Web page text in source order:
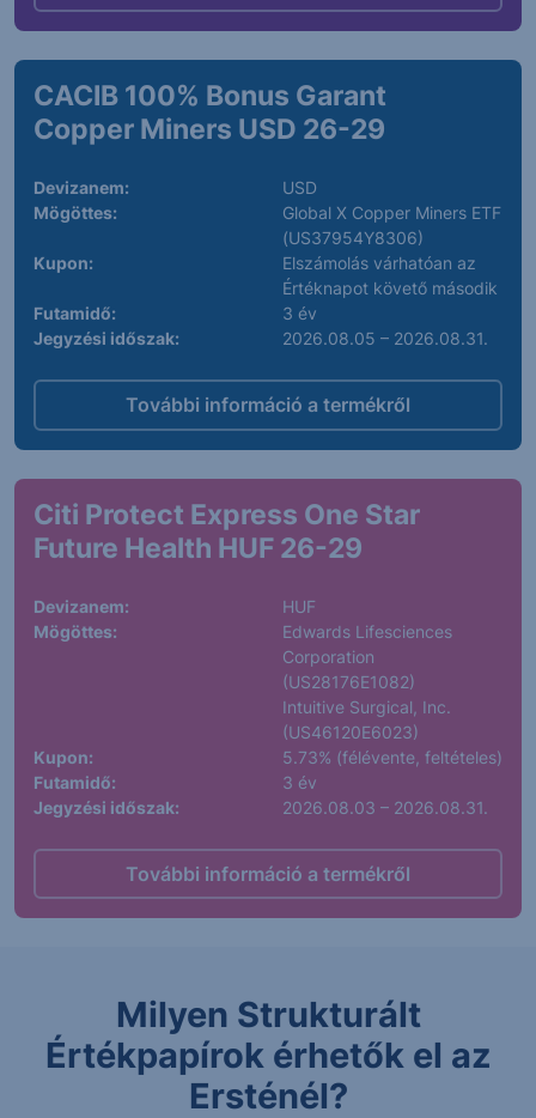
CACIB 100% Bonus Garant
Copper Miners USD 26-29
Devizanem:
USD
Mögöttes:
Global X Copper Miners ETF
(US37954Y8306)
Kupon:
Elszámolás várhatóan az
Értéknapot követő második
Futamidő:
3 év
Jegyzési időszak:
2026.08.05 – 2026.08.31.
További információ a termékről
Citi Protect Express One Star
Future Health HUF 26-29
Devizanem:
HUF
Mögöttes:
Edwards Lifesciences
Corporation
(US28176E1082)
Intuitive Surgical, Inc.
(US46120E6023)
Kupon:
5.73% (félévente, feltételes)
Futamidő:
3 év
Jegyzési időszak:
2026.08.03 – 2026.08.31.
További információ a termékről
Milyen Strukturált
Értékpapírok érhetők el az
Ersténél?